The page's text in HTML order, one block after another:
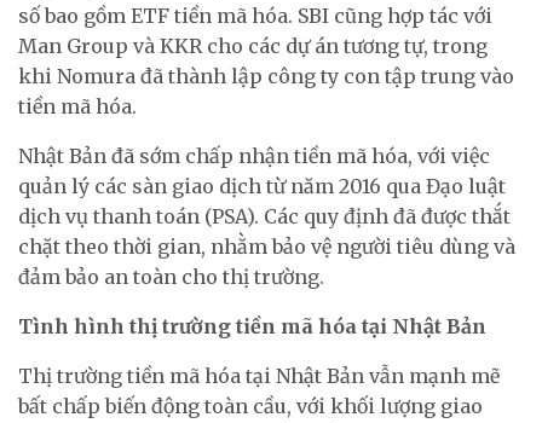
số bao gồm ETF tiền mã hóa. SBI cũng hợp tác với
Man Group và KKR cho các dự án tương tự, trong
khi Nomura đã thành lập công ty con tập trung vào
tiền mã hóa.
Nhật Bản đã sớm chấp nhận tiền mã hóa, với việc
quản lý các sàn giao dịch từ năm 2016 qua Đạo luật
dịch vụ thanh toán (PSA). Các quy định đã được thắt
chặt theo thời gian, nhằm bảo vệ người tiêu dùng và
đảm bảo an toàn cho thị trường.
Tình hình thị trường tiền mã hóa tại Nhật Bản
Thị trường tiền mã hóa tại Nhật Bản vẫn mạnh mẽ
bất chấp biến động toàn cầu, với khối lượng giao